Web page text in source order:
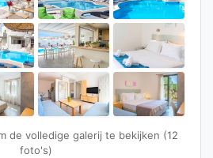
de volledige galerij te bekijken (12
foto's)